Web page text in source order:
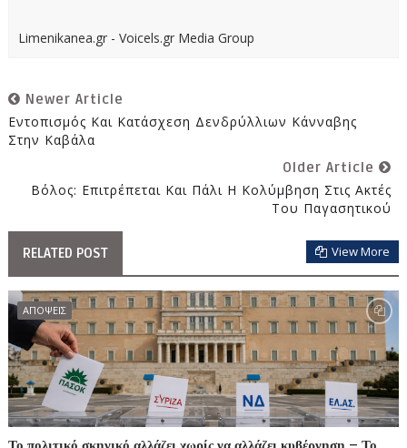
Limenikanea.gr - Voicels.gr Media Group
Newer Article
Εντοπισμός Και Κατάσχεση Δενδρύλλιων Κάνναβης
Στην Καβάλα
Older Article
Βόλος: Επιτρέπεται Και Πάλι Η Κολύμβηση Στις Ακτές
Του Παγασητικού
RELATED POST View More
ΑΠΟΨΕΙΣ